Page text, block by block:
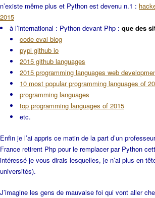
n’existe même plus et Python est devenu n.1 :
2015
à l’international : Python devant Php : que des
code eval blog
pypl github io
2015 github languages
2015 programming languages web
10 most popular programming languages of
programming languages
top programming languages of 2015
etc.
Enfin je l’ai appris ce matin de la part d’un
France retirent Php pour le remplacer par Python
intéressé je vous dirais lesquelles, je n’ai plus en
universités).
J’imagine les gens de mauvaise foi qui vont aller